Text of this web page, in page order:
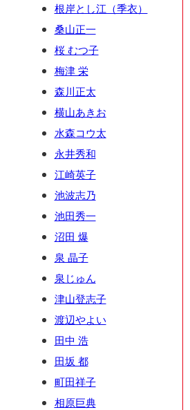
根岸とし江（季衣）
桑山正一
桜 むつ子
梅津 栄
森川正太
横山あきお
水森コウ太
永井秀和
江崎英子
池波志乃
池田秀一
沼田 爆
泉 晶子
泉じゅん
津山登志子
渡辺やよい
田中 浩
田坂 都
町田祥子
相原巨典